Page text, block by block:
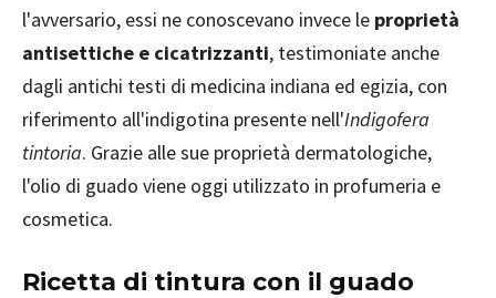
l'avversario, essi ne conoscevano invece le proprietà
antisettiche e cicatrizzanti, testimoniate anche
dagli antichi testi di medicina indiana ed egizia, con
riferimento all'indigotina presente nell'Indigofera
tintoria. Grazie alle sue proprietà dermatologiche,
l'olio di guado viene oggi utilizzato in profumeria e
cosmetica.
Ricetta di tintura con il guado